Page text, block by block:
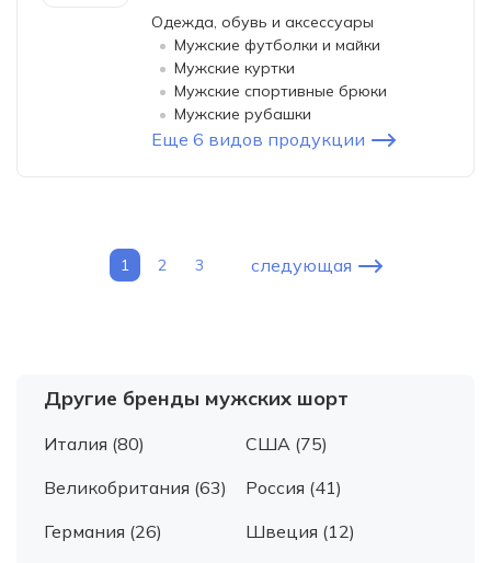
Одежда, обувь и аксессуары
Мужские футболки и майки
Мужские куртки
Мужские спортивные брюки
Мужские рубашки
Еще 6 видов продукции
1 2 3 следующая
Другие бренды мужских шорт
Италия (80)
США (75)
Великобритания (63)
Россия (41)
Германия (26)
Швеция (12)